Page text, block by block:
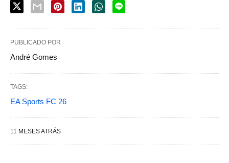
PUBLICADO POR
André Gomes
TAGS:
EA Sports FC 26
11 MESES ATRÁS